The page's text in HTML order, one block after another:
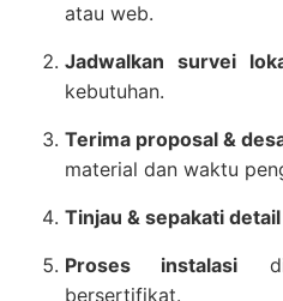
atau web.
Jadwalkan survei
kebutuhan.
Terima proposal &
material dan waktu
Tinjau & sepakati detail
Proses instalasi
bersertifikat.